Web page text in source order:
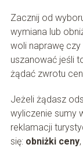
Zacznij od
wymiana lub
woli naprawę
uszanować jeśli
żądać zwrotu
Jeżeli żądasz
wyliczenie sumy
reklamacji
się: obniżki ceny,